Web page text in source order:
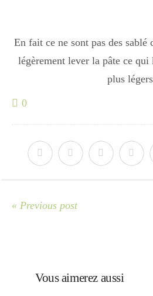
En fait ce ne sont pas des
légèrement lever la pâte ce qui
plus
0
« Previous post
Vous aimerez aussi